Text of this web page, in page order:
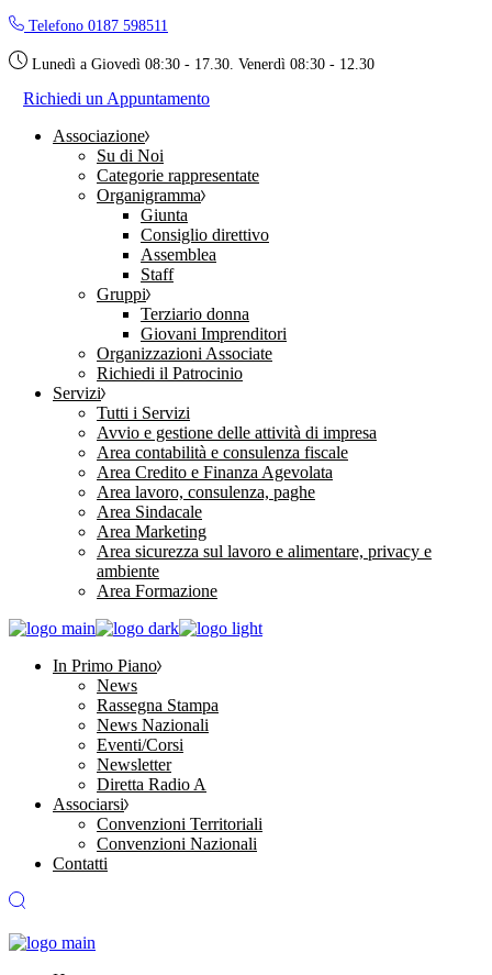
Skip
the
Telefono 0187 598511
Lunedì a Giovedì 08:30 - 17.30. Venerdì 08:30 - 12.30
Richiedi un Appuntamento
Associazione
Su di Noi
Categorie rappresentate
Organigramma
Giunta
Consiglio direttivo
Assemblea
Staff
Gruppi
Terziario donna
Giovani Imprenditori
Organizzazioni Associate
Richiedi il Patrocinio
Servizi
Tutti i Servizi
Avvio e gestione delle attività di impresa
Area contabilità e consulenza fiscale
Area Credito e Finanza Agevolata
Area lavoro, consulenza, paghe
Area Sindacale
Area Marketing
Area sicurezza sul lavoro e alimentare, privacy e
ambiente
Area Formazione
In Primo Piano
News
Rassegna Stampa
News Nazionali
Eventi/Corsi
Newsletter
Diretta Radio A
Associarsi
Convenzioni Territoriali
Convenzioni Nazionali
Contatti